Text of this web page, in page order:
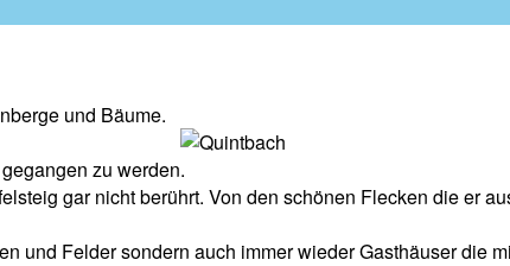
und Bäume.
zu werden.
gar nicht berührt. Von den schönen Flecken die er
und Felder sondern auch immer wieder Gasthäuser die